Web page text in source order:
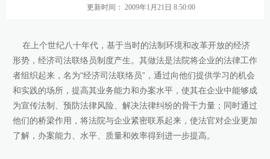
业务领域
社会责任
康桥法治研究院
康桥出版
更新时间： 2009年1月21日 8:50:00
在上个世纪八十年代，基于当时的法制环境和改革开放的经济
形势，经济司法联络员制度产生。其做法是法院将企业的法律工作
者组织起来，名为“经济司法联络员”，通过向他们提供学习的机会
和实践的场所，提高其业务能力和办案水平，使其在企业中能够成
为宣传法制、预防法律风险、解决法律纠纷的骨干力量；同时通过
他们的桥梁作用，将法院与企业紧密联系起来，使法官对企业更加
了解，办案能力、水平、质量和效率得到进一步提高。